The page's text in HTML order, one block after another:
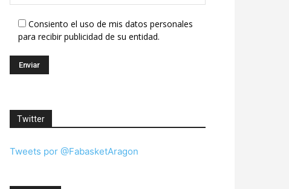
Consiento el uso de mis datos personales
para recibir publicidad de su entidad.
Twitter
Tweets por @FabasketAragon